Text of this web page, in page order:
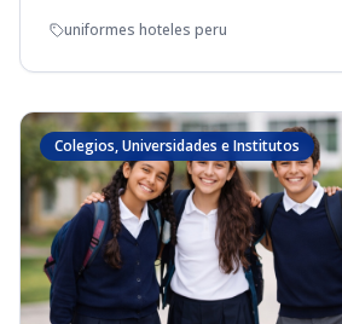
uniformes hoteles peru
Colegios, Universidades e Institutos